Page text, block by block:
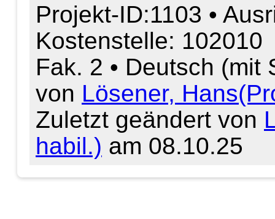
Projekt-ID:1103 •
Kostenstelle: 102010
Fak. 2 • Deutsch (mit
von Lösener,
Zuletzt geändert von
habil.) am 08.10.25